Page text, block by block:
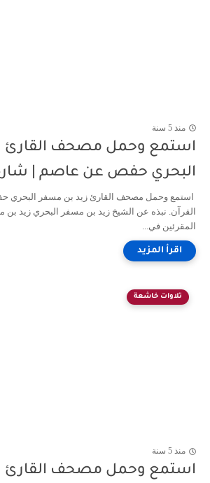
منذ 5 سنة
استمع وحمل مصحف القارئ
البحري حفص عن عاصم |
استمع وحمل مصحف القارئ زيد بن مسفر
القرآن. نبذه عن الشيخ زيد بن مسفر البحري زيد
المقرئين في...
تلاوات خاشعة
منذ 5 سنة
استمع وحمل مصحف القارئ